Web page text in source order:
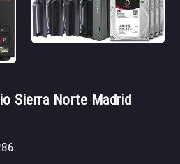
Sierra Norte Madrid